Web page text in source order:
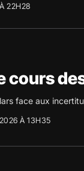
22H28
cours
face aux
À 13H35